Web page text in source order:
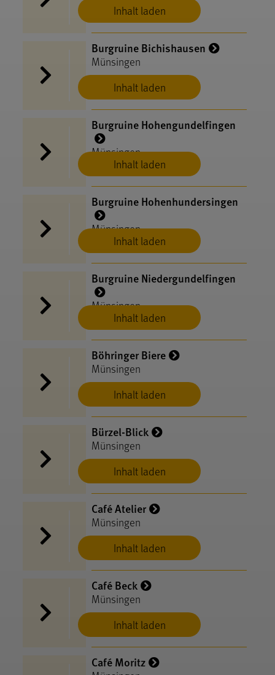
Inhalt laden
Inhalt laden
Burgruine Bichishausen
Münsingen
Inhalt laden
Burgruine Hohengundelfingen
Münsingen
Inhalt laden
Burgruine Hohenhundersingen
Münsingen
Inhalt laden
Burgruine Niedergundelfingen
Münsingen
Inhalt laden
Böhringer Biere
Münsingen
Inhalt laden
Bürzel-Blick
Münsingen
Inhalt laden
Café Atelier
Münsingen
Inhalt laden
Café Beck
Münsingen
Café Moritz